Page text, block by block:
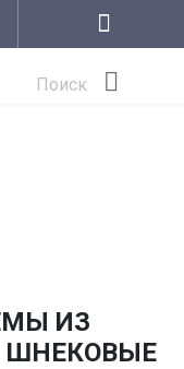
Поиск
ИЗ
ШНЕКОВЫЕ